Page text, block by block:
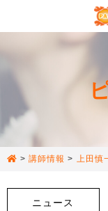
>講師情報 > 上田慎
ニュース